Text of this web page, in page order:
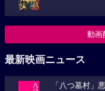
動画
最新映画ニュース
「八つ墓村」